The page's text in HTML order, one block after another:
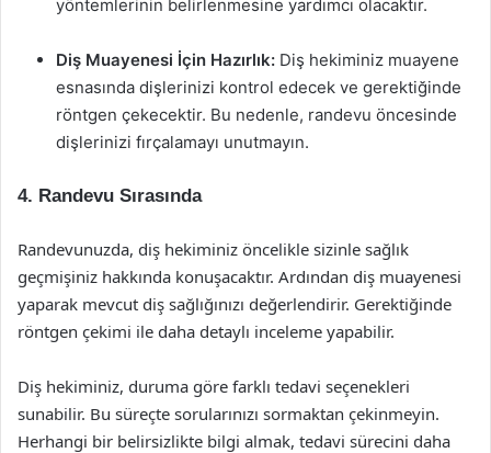
yöntemlerinin belirlenmesine yardımcı olacaktır.
Diş Muayenesi İçin Hazırlık: Diş hekiminiz muayene
esnasında dişlerinizi kontrol edecek ve gerektiğinde
röntgen çekecektir. Bu nedenle, randevu öncesinde
dişlerinizi fırçalamayı unutmayın.
4. Randevu Sırasında
Randevunuzda, diş hekiminiz öncelikle sizinle sağlık
geçmişiniz hakkında konuşacaktır. Ardından diş muayenesi
yaparak mevcut diş sağlığınızı değerlendirir. Gerektiğinde
röntgen çekimi ile daha detaylı inceleme yapabilir.
Diş hekiminiz, duruma göre farklı tedavi seçenekleri
sunabilir. Bu süreçte sorularınızı sormaktan çekinmeyin.
Herhangi bir belirsizlikte bilgi almak, tedavi sürecini daha